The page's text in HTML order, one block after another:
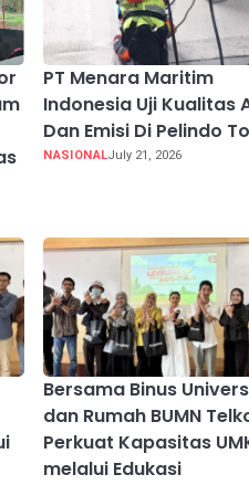
PT Menara Maritim
Indonesia Uji Kualitas
Dan Emisi Di Pelindo
NASIONALJuly 21, 2026
Bersama Binus
dan Rumah BUMN
Perkuat Kapasitas
melalui Edukasi